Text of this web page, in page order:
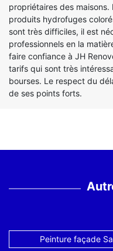
propriétaires des
produits hydrofuges
sont très difficiles, il est
professionnels en la
faire confiance à JH
tarifs qui sont très
bourses. Le respect du
de ses points forts.
Peinture façade